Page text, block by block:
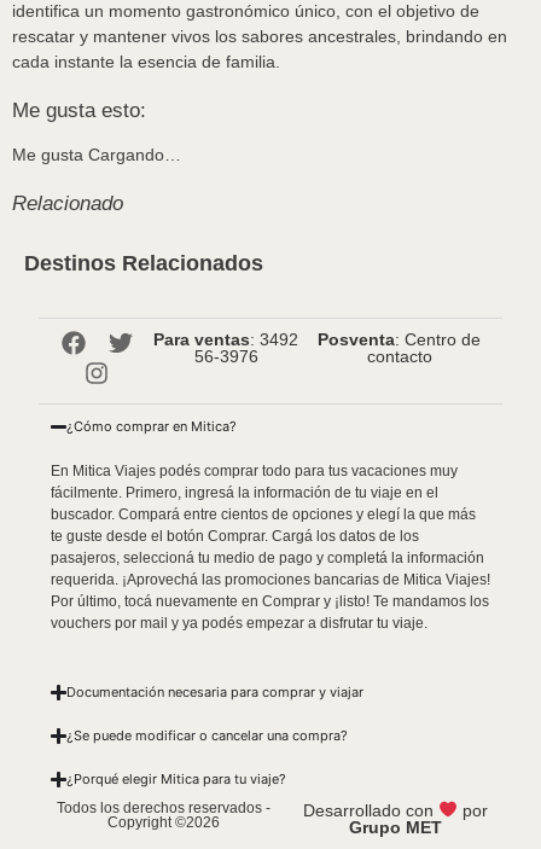
identifica un momento gastronómico único, con el objetivo de
rescatar y mantener vivos los sabores ancestrales, brindando en
cada instante la esencia de familia.
Me gusta esto:
Me gusta Cargando…
Relacionado
Destinos Relacionados
Para ventas: 3492
56-3976
Posventa: Centro de
contacto
¿Cómo comprar en Mitica?
En Mitica Viajes podés comprar todo para tus vacaciones muy
fácilmente. Primero, ingresá la información de tu viaje en el
buscador. Compará entre cientos de opciones y elegí la que más
te guste desde el botón Comprar. Cargá los datos de los
pasajeros, seleccioná tu medio de pago y completá la información
requerida. ¡Aprovechá las promociones bancarias de Mitica Viajes!
Por último, tocá nuevamente en Comprar y ¡listo! Te mandamos los
vouchers por mail y ya podés empezar a disfrutar tu viaje.
Documentación necesaria para comprar y viajar
¿Se puede modificar o cancelar una compra?
¿Porqué elegir Mitica para tu viaje?
Todos los derechos reservados -
Copyright ©2026
Desarrollado con
por
Grupo MET